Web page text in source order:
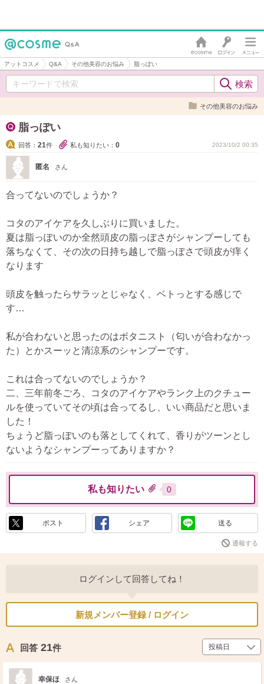
アットコスメ Q&A その他美容のお悩み 脂っぽい
その他美容のお悩み
脂っぽい
回答： 21件 私も知りたい： 0 2023/10/2 00:35
匿名 さん
合ってないのでしょうか？
コタのアイケアを久しぶりに買いました。
夏は脂っぽいのか全然頭皮の脂っぽさがシャンプーしても
落ちなくて、その次の日持ち越しで脂っぽさで頭皮が痒く
なります
頭皮を触ったらサラッとじゃなく、ベトっとする感じで
す…
私が合わないと思ったのはボタニスト（匂いが合わなかっ
た）とかスーッと清涼系のシャンプーです。
これは合ってないのでしょうか？
二、三年前冬ごろ、コタのアイケアやランク上のクチュー
ルを使っていてその頃は合ってるし、いい商品だと思いま
した！
ちょうど脂っぽいのも落としてくれて、香りがツーンとし
ないようなシャンプーってありますか？
私も知りたい 0
ポスト シェア 送る
通報する
ログインして回答してね！
新規メンバー登録 / ログイン
回答 21件
幸保ほ さん